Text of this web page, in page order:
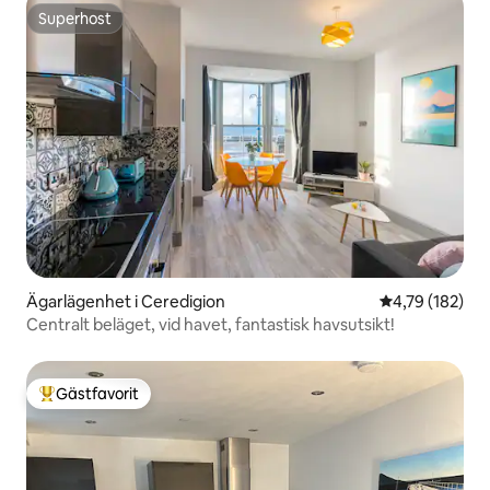
Superhost
Superhost
Ägarlägenhet i Ceredigion 4,79 av 5 i
4,79 (182)
Centralt beläget, vid havet, fantastisk havsutsikt!
Populär gästfavorit
Gästfavorit